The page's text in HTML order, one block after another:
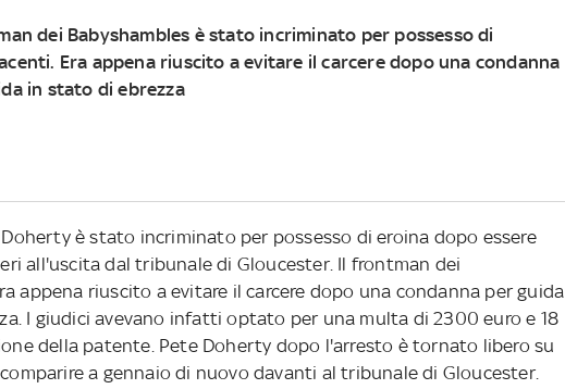
dei Babyshambles è stato incriminato per possesso di
Era appena riuscito a evitare il carcere dopo una condanna
in stato di ebrezza
è stato incriminato per possesso di eroina dopo essere
all'uscita dal tribunale di Gloucester. Il frontman dei
appena riuscito a evitare il carcere dopo una condanna per guida
I giudici avevano infatti optato per una multa di 2300 euro e 18
della patente. Pete Doherty dopo l'arresto è tornato libero su
a gennaio di nuovo davanti al tribunale di Gloucester.